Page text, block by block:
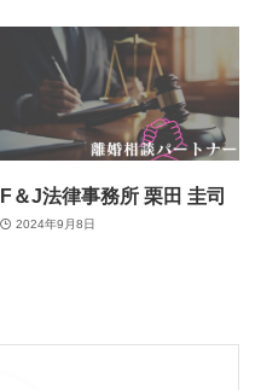
F＆J法律事務所 栗田 圭司
2024年9月8日